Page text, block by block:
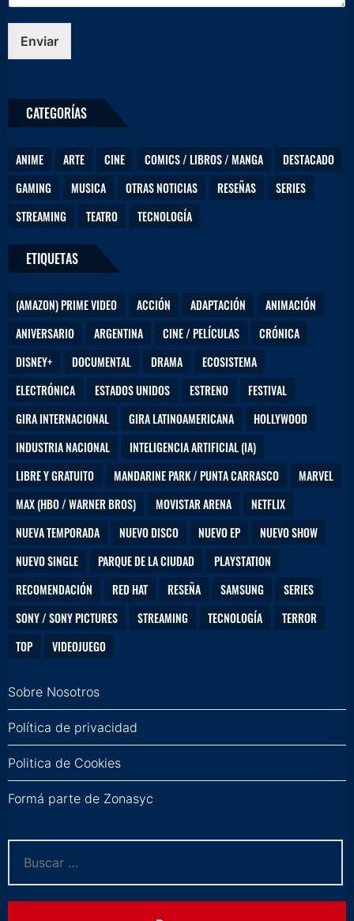
Enviar
CATEGORÍAS
ANIME ARTE CINE COMICS / LIBROS / MANGA
DESTACADO
GAMING
MUSICA OTRAS NOTICIAS RESEÑAS
SERIES
STREAMING
TEATRO TECNOLOGÍA
ETIQUETAS
(AMAZON) PRIME VIDEO ACCIÓN ADAPTACIÓN
ANIMACIÓN
ANIVERSARIO
ARGENTINA CINE / PELÍCULAS
CRÓNICA
DISNEY+
DOCUMENTAL DRAMA
ECOSISTEMA
ELECTRÓNICA
ESTADOS UNIDOS ESTRENO
FESTIVAL
GIRA INTERNACIONAL
GIRA LATINOAMERICANA
HOLLYWOOD
INDUSTRIA NACIONAL
INTELIGENCIA ARTIFICIAL (IA)
LIBRE Y GRATUITO
MANDARINE PARK / PUNTA CARRASCO
MARVEL
MAX (HBO / WARNER BROS)
MOVISTAR ARENA
NETFLIX
NUEVA TEMPORADA
NUEVO DISCO NUEVO EP
NUEVO SHOW
NUEVO SINGLE
PARQUE DE LA CIUDAD
PLAYSTATION
RECOMENDACIÓN
RED HAT RESEÑA SAMSUNG
SERIES
SONY / SONY PICTURES
STREAMING TECNOLOGÍA
TERROR
TOP
VIDEOJUEGO
Sobre Nosotros
Política de privacidad
Politica de Cookies
Formá parte de Zonasyc